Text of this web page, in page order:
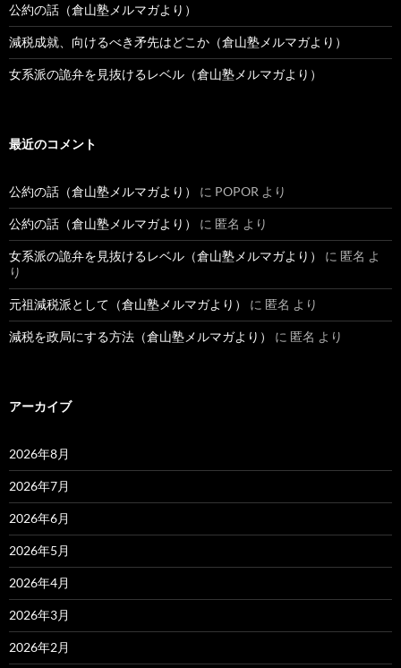
公約の話（倉山塾メルマガより）
減税成就、向けるべき矛先はどこか（倉山塾メルマガより）
女系派の詭弁を見抜けるレベル（倉山塾メルマガより）
最近のコメント
公約の話（倉山塾メルマガより） に POPOR より
公約の話（倉山塾メルマガより） に 匿名 より
女系派の詭弁を見抜けるレベル（倉山塾メルマガより） に 匿名 よ
り
元祖減税派として（倉山塾メルマガより） に 匿名 より
減税を政局にする方法（倉山塾メルマガより） に 匿名 より
アーカイブ
2026年8月
2026年7月
2026年6月
2026年5月
2026年4月
2026年3月
2026年2月